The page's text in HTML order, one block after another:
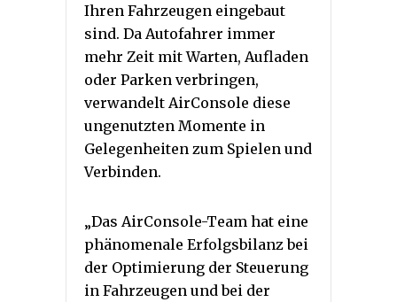
Ihren Fahrzeugen eingebaut
sind. Da Autofahrer immer
mehr Zeit mit Warten, Aufladen
oder Parken verbringen,
verwandelt AirConsole diese
ungenutzten Momente in
Gelegenheiten zum Spielen und
Verbinden.
„Das AirConsole-Team hat eine
phänomenale Erfolgsbilanz bei
der Optimierung der Steuerung
in Fahrzeugen und bei der